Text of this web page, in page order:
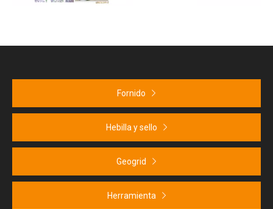
Fornido
Hebilla y sello
Geogrid
Herramienta